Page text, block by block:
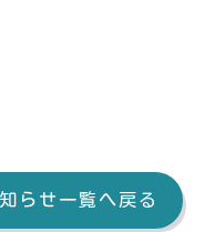
らせ一覧へ戻る